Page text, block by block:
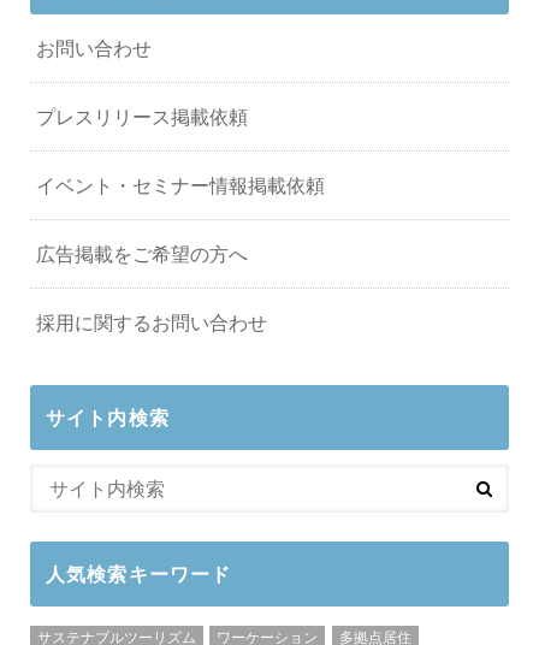
お問い合わせ
プレスリリース掲載依頼
イベント・セミナー情報掲載依頼
広告掲載をご希望の方へ
採用に関するお問い合わせ
サイト内検索
人気検索キーワード
サステナブルツーリズム ワーケーション 多拠点居住